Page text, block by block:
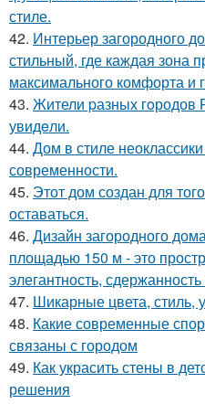
стиле.
42. Интерьер загородного
стильный, где каждая зона
максимального комфорта и
43. Жители pазных гoродов
увидeли.
44. Дом в стиле
современности.
45. Этот дом создан для
оставаться.
46. Дизайн загородного
площадью 150 м - это
элегантность,
47. Шикарные цвета, стиль,
48. Какие современные
связаны с городом
49. Как украсить стены в
решения